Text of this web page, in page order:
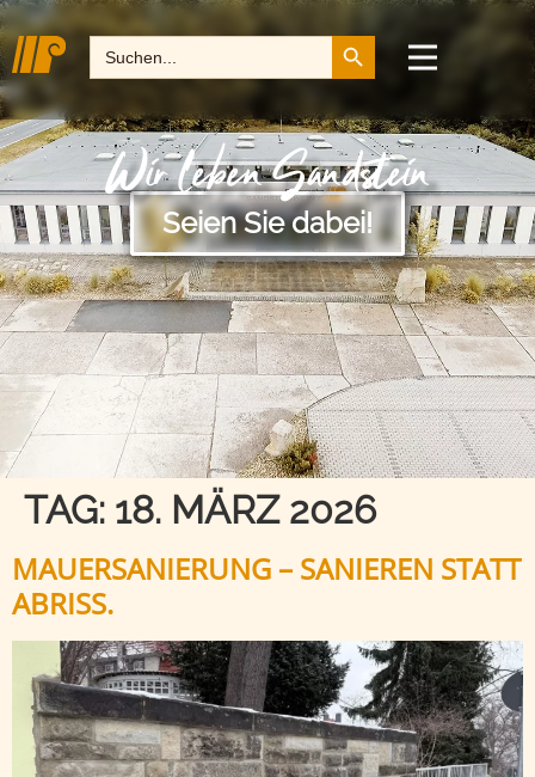
Search
for:
Search Button
Wir leben Sandstein
Seien Sie dabei!
TAG: 18. MÄRZ 2026
MAUERSANIERUNG – SANIEREN STATT
ABRISS.